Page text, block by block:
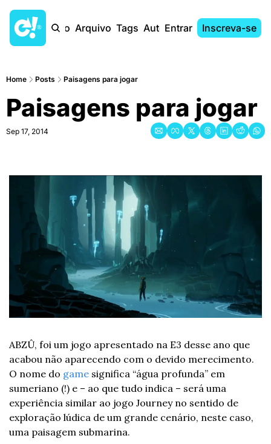
Início Arquivo Tags AutoresEntrar Inscreva-se
Home Posts Paisagens para jogar
Paisagens para jogar
Sep 17, 2014
ABZÛ, foi um jogo apresentado na E3 desse ano que
acabou não aparecendo com o devido merecimento.
O nome do game significa “água profunda” em
sumeriano (!) e – ao que tudo indica – será uma
experiência similar ao jogo Journey no sentido de
exploração lúdica de um grande cenário, neste caso,
uma paisagem submarina.